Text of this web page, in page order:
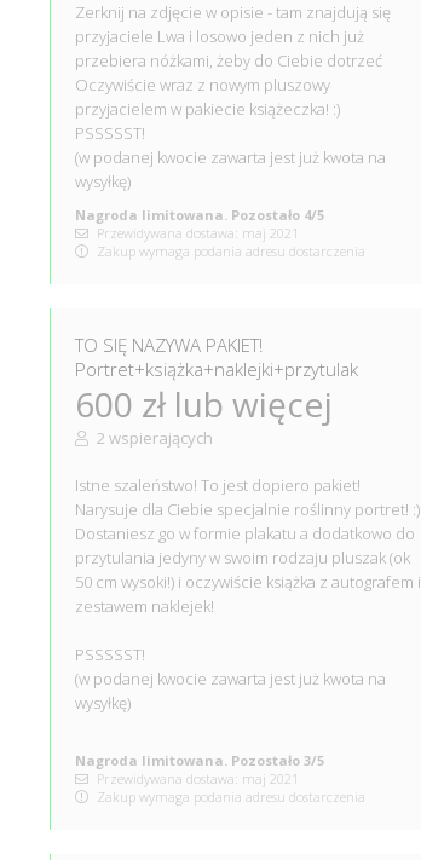
Zerknij na zdjęcie w opisie - tam znajdują się
przyjaciele Lwa i losowo jeden z nich już
przebiera nóżkami, żeby do Ciebie dotrzeć
Oczywiście wraz z nowym pluszowy
przyjacielem w pakiecie książeczka! :)
PSSSSST!
(w podanej kwocie zawarta jest już kwota na
wysyłkę)
Nagroda limitowana. Pozostało 4/5
Przewidywana dostawa: maj 2021
Zakup wymaga podania adresu dostarczenia
TO SIĘ NAZYWA PAKIET!
Portret+książka+naklejki+przytulak
600 zł lub więcej
2 wspierających
Istne szaleństwo! To jest dopiero pakiet!
Narysuje dla Ciebie specjalnie roślinny portret! :)
Dostaniesz go w formie plakatu a dodatkowo do
przytulania jedyny w swoim rodzaju pluszak (ok
50 cm wysoki!) i oczywiście książka z autografem i
zestawem naklejek!
PSSSSST!
(w podanej kwocie zawarta jest już kwota na
wysyłkę)
Nagroda limitowana. Pozostało 3/5
Przewidywana dostawa: maj 2021
Zakup wymaga podania adresu dostarczenia